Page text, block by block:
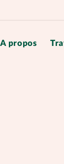
A propos